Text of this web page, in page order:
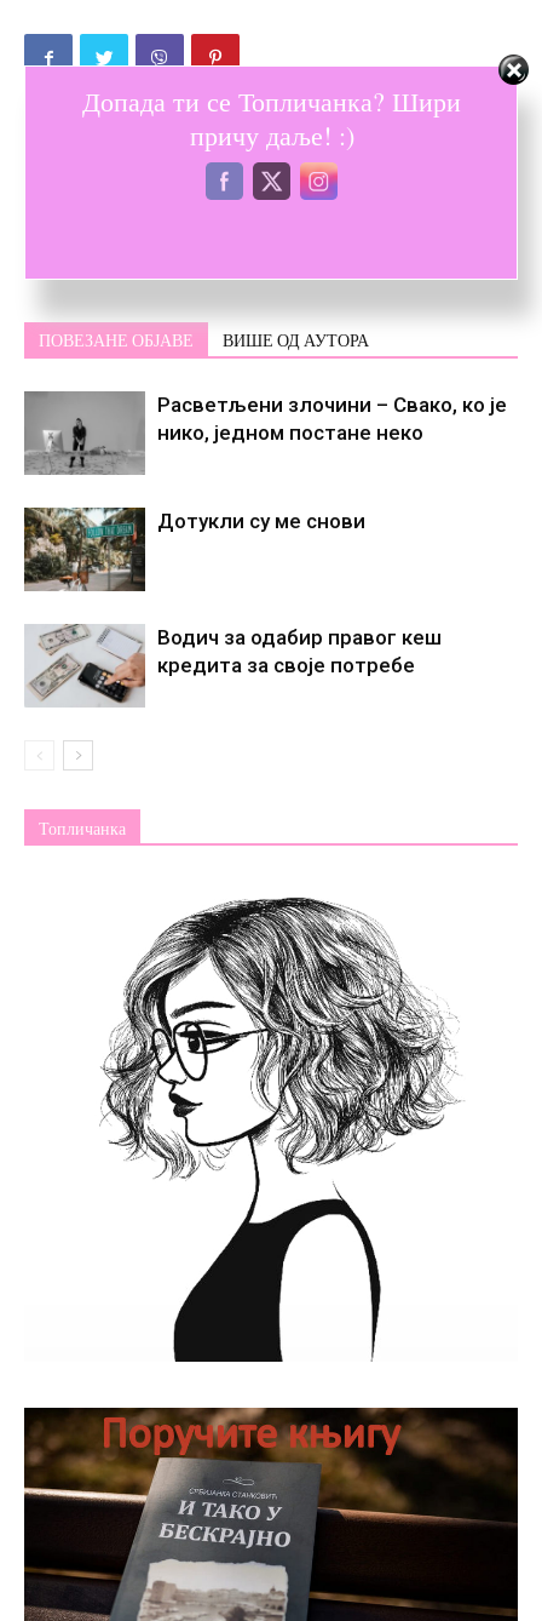
ПОВЕЗАНЕ ОБЈАВЕ ВИШЕ ОД АУТОРА
Расветљени злочини – Свако, ко је
нико, једном постане некo
Дотукли су ме снови
Водич за одабир правог кеш
кредита за своје потребе
Топличанка
Допада ти се Топличанка? Шири
причу даље! :)